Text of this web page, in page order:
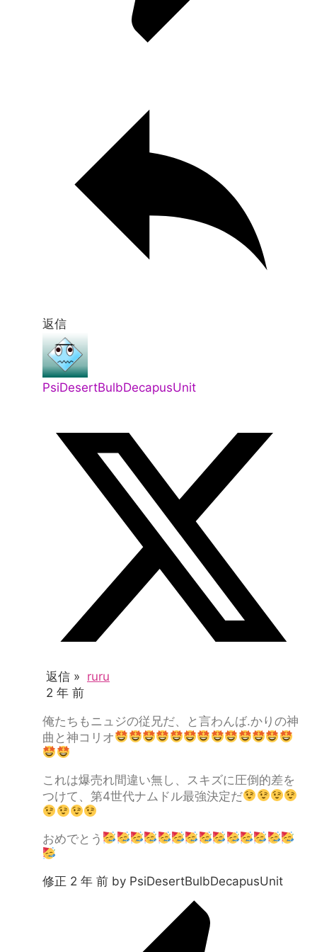
返信
PsiDesertBulbDecapusUnit
返信 » ruru
2 年 前
俺たちもニュジの従兄だ、と言わんば.かりの神
曲と神コリオ
これは爆売れ間違い無し、スキズに圧倒的差を
つけて、第4世代ナムドル最強決定だ
おめでとう
修正 2 年 前 by PsiDesertBulbDecapusUnit